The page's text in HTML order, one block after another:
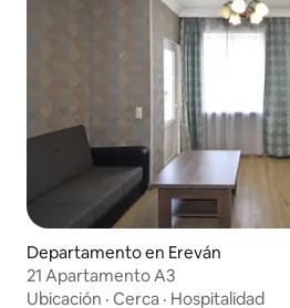
Departamento en Ereván
21 Apartamento A3
Ubicación · Cerca · Hospitalidad